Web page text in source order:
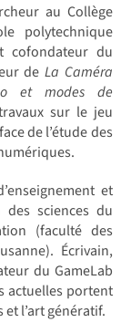
au Collège
polytechnique
cofondateur du
deLa Caméra
et modes de
sur le jeu
de l’étude des
et
sciences du
(faculté des
Écrivain,
du GameLab
actuelles portent
l’art génératif.